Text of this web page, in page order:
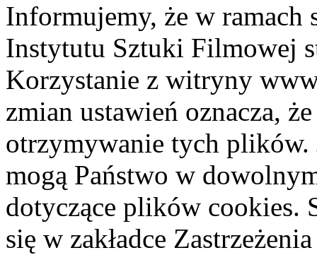
Informujemy, że w ramach
Instytutu Sztuki Filmowej
Korzystanie z witryny
zmian ustawień oznacza,
otrzymywanie tych plików.
mogą Państwo w
dotyczące plików cookies.
się w zakładce